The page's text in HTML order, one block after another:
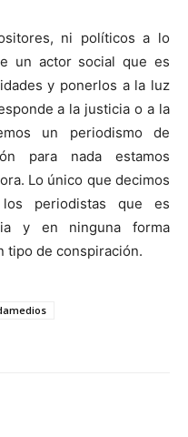
ni políticos a lo
un actor social que es
y ponerlos a la luz
a la justicia o a la
un periodismo de
para nada estamos
Lo único que decimos
periodistas que es
y en ninguna forma
tipo de conspiración.